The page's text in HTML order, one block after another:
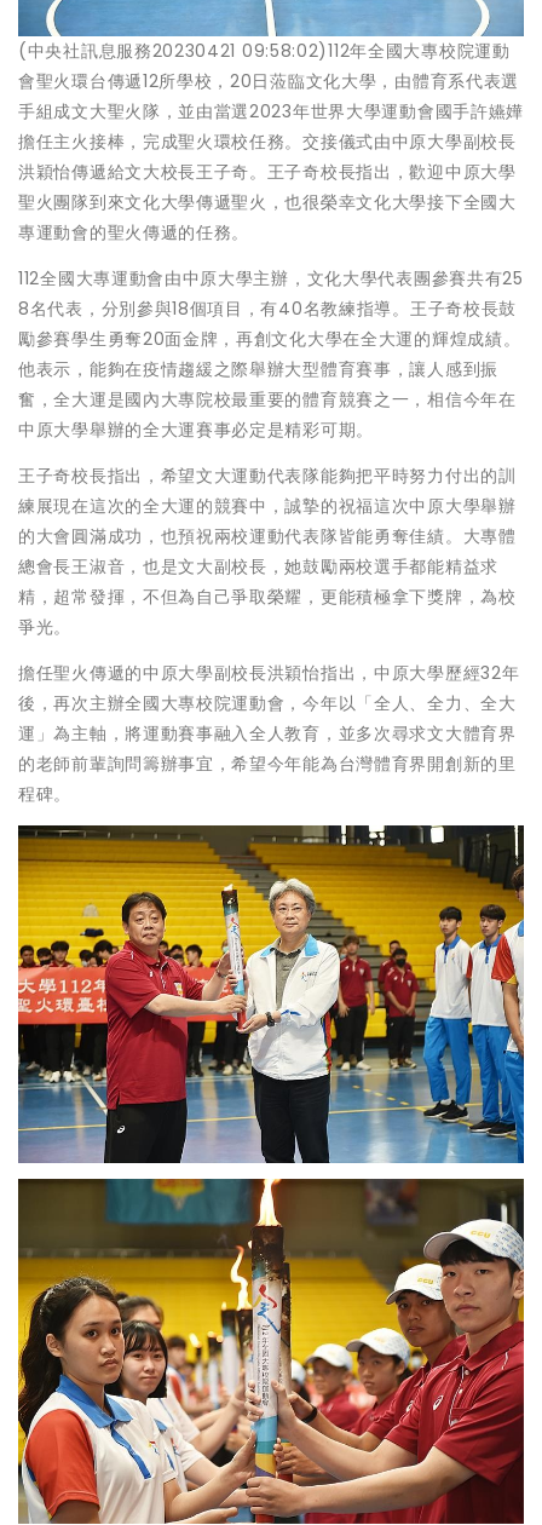
(中央社訊息服務20230421 09:58:02)112年全國大專校院運動
會聖火環台傳遞12所學校，20日蒞臨文化大學，由體育系代表選
手組成文大聖火隊，並由當選2023年世界大學運動會國手許嬿嬅
擔任主火接棒，完成聖火環校任務。交接儀式由中原大學副校長
洪穎怡傳遞給文大校長王子奇。王子奇校長指出，歡迎中原大學
聖火團隊到來文化大學傳遞聖火，也很榮幸文化大學接下全國大
專運動會的聖火傳遞的任務。
112全國大專運動會由中原大學主辦，文化大學代表團參賽共有25
8名代表，分別參與18個項目，有40名教練指導。王子奇校長鼓
勵參賽學生勇奪20面金牌，再創文化大學在全大運的輝煌成績。
他表示，能夠在疫情趨緩之際舉辦大型體育賽事，讓人感到振
奮，全大運是國內大專院校最重要的體育競賽之一，相信今年在
中原大學舉辦的全大運賽事必定是精彩可期。
王子奇校長指出，希望文大運動代表隊能夠把平時努力付出的訓
練展現在這次的全大運的競賽中，誠摯的祝福這次中原大學舉辦
的大會圓滿成功，也預祝兩校運動代表隊皆能勇奪佳績。大專體
總會長王淑音，也是文大副校長，她鼓勵兩校選手都能精益求
精，超常發揮，不但為自己爭取榮耀，更能積極拿下獎牌，為校
爭光。
擔任聖火傳遞的中原大學副校長洪穎怡指出，中原大學歷經32年
後，再次主辦全國大專校院運動會，今年以「全人、全力、全大
運」為主軸，將運動賽事融入全人教育，並多次尋求文大體育界
的老師前輩詢問籌辦事宜，希望今年能為台灣體育界開創新的里
程碑。